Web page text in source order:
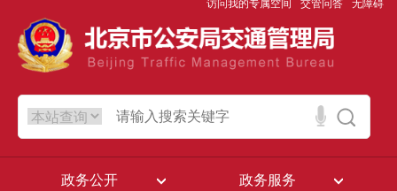
访问我的专属空间 交管问答 无障碍
政务公开 政务服务